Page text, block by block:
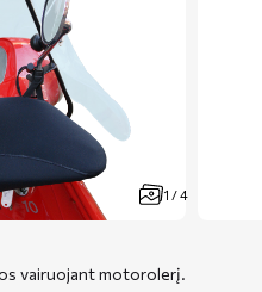
1 / 4
vairuojant motorolerį.